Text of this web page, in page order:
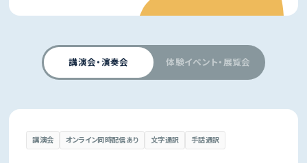
講演会・演奏会 体験イベント・展覧会
講演会 オンライン同時配信あり 文字通訳 手話通訳